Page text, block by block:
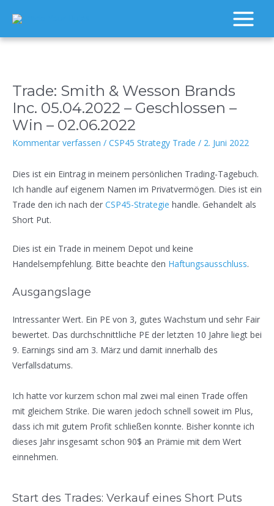
Inhalt
springen
Main
Trade: Smith & Wesson Brands
Inc. 05.04.2022 – Geschlossen –
Win – 02.06.2022
Kommentar verfassen / CSP45 Strategy Trade / 2. Juni 2022
Dies ist ein Eintrag in meinem persönlichen Trading-Tagebuch.
Ich handle auf eigenem Namen im Privatvermögen. Dies ist ein
Trade den ich nach der CSP45-Strategie handle. Gehandelt als
Short Put.
Dies ist ein Trade in meinem Depot und keine
Handelsempfehlung. Bitte beachte den Haftungsausschluss.
Ausgangslage
Intressanter Wert. Ein PE von 3, gutes Wachstum und sehr Fair
bewertet. Das durchschnittliche PE der letzten 10 Jahre liegt bei
9. Earnings sind am 3. März und damit innerhalb des
Verfallsdatums.
Ich hatte vor kurzem schon mal zwei mal einen Trade offen
mit gleichem Strike. Die waren jedoch schnell soweit im Plus,
dass ich mit gutem Profit schließen konnte. Bisher konnte ich
dieses Jahr insgesamt schon 90$ an Prämie mit dem Wert
einnehmen.
Start des Trades: Verkauf eines Short Puts